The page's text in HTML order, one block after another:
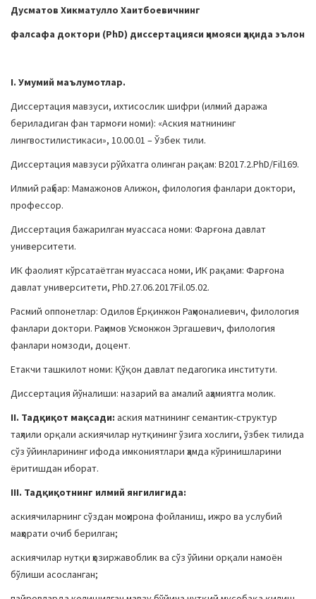
N
v
t
i
o
n
Дусматов Хикматулло Хаитбоевичнинг
фалсафа доктори (PhD) диссертацияси ҳимояси ҳақида эълон
I. Умумий маълумотлар.
Диссертация мавзуси, ихтисослик шифри (илмий даража
бериладиган фан тармоғи номи): «Аския матнининг
лингвостилистикаси», 10.00.01 – Ўзбек тили.
Диссертация мавзуси рўйхатга олинган рақам: В2017.2.PhD/Fil169.
Илмий раҳбар: Мамажонов Алижон, филология фанлари доктори,
профессор.
Диссертация бажарилган муассаса номи: Фарғона давлат
университети.
ИК фаолият кўрсатаётган муассаса номи, ИК рақами: Фарғона
давлат университети, PhD.27.06.2017Fil.05.02.
Расмий оппонетлар: Одилов Ёрқинжон Раҳмоналиевич, филология
фанлари доктори. Раҳимов Усмонжон Эргашевич, филология
фанлари номзоди, доцент.
Етакчи ташкилот номи: Қўқон давлат педагогика институти.
Диссертация йўналиши: назарий ва амалий аҳамиятга молик.
II. Тадқиқот мақсади: аския матнининг семантик-структур
таҳлили орқали аскиячилар нутқининг ўзига хослиги, ўзбек тилида
сўз ўйинларининг ифода имкониятлари ҳамда кўринишларини
ёритишдан иборат.
III. Тадқиқотнинг илмий янгилигида:
аскиячиларнинг сўздан моҳирона фойланиш, ижро ва услубий
маҳорати очиб берилган;
аскиячилар нутқи ҳозиржавоблик ва сўз ўйини орқали намоён
бўлиши асосланган;